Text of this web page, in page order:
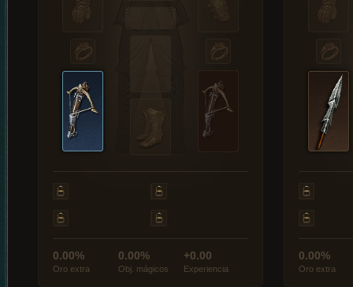
0.00%
Oro extra
0.00%
Obj. mágicos
+0.00
Experiencia
0.00%
Oro extra